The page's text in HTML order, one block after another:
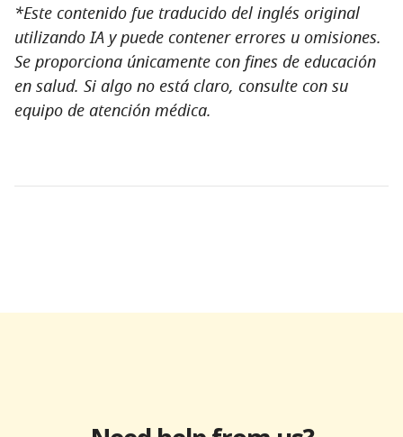
*Este contenido fue traducido del inglés original
utilizando IA y puede contener errores u omisiones.
Se proporciona únicamente con fines de educación
en salud. Si algo no está claro, consulte con su
equipo de atención médica.